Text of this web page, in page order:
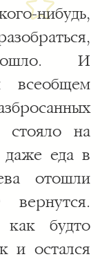
нибудь,
И
всеобщем
стояло на
даже еда в
отошли
будто
и остался